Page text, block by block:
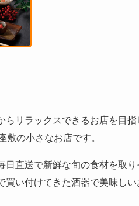
らリラックスできるお店を目指
敷の小さなお店です。
直送で新鮮な旬の食材を取り
買い付けてきた酒器で美味しい